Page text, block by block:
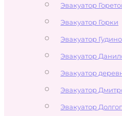
Эвакуатор
Эвакуатор Горки
Эвакуатор Гудино
Эвакуатор
Эвакуатор
Эвакуатор
Эвакуатор